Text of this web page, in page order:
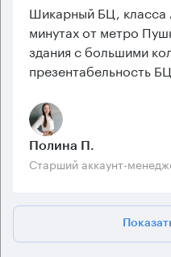
Шикарный БЦ, класса
минутах от метро
здания с большими
презентабельность БЦ.
Полина П.
Старший аккаунт-